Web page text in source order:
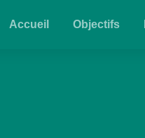
Accueil Objectifs